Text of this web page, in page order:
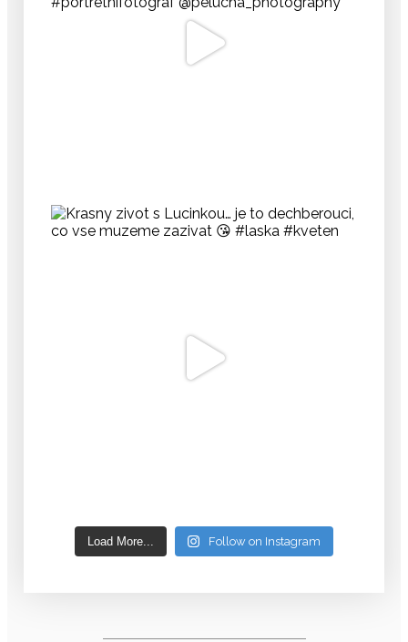
Load More... Follow on Instagram